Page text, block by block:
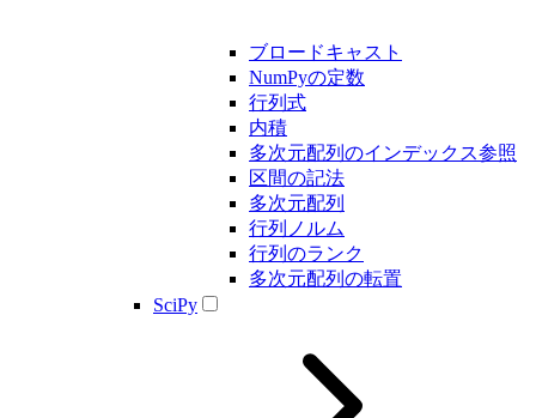
ブロードキャスト
NumPyの定数
行列式
内積
多次元配列のインデックス参照
区間の記法
多次元配列
行列ノルム
行列のランク
多次元配列の転置
SciPy